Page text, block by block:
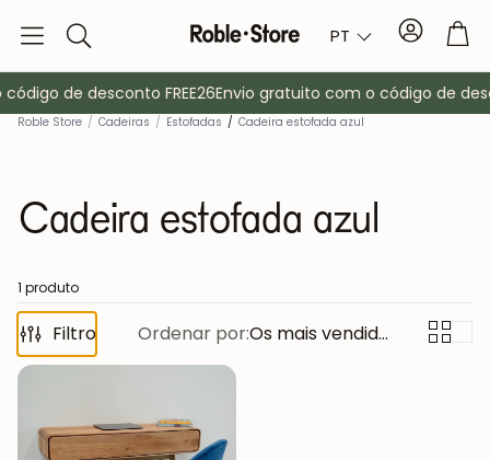
Pesquisa PT Conta
Aparadores
de desconto FREE26Envio gratuito com o código de
Roble Store / Cadeiras / Estofadas / Cadeira estofada azul
Cadeira estofada azul
1 produto
Filtro Ordenar por: Os mais vendidos